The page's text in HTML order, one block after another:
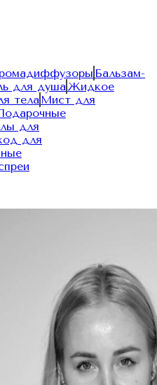
Бальзам-
для душа Жидкое
тела Мист для
для
для